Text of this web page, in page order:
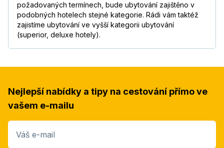
požadovaných termínech, bude ubytování zajištěno v
podobných hotelech stejné kategorie. Rádi vám taktéž
zajistíme ubytování ve vyšší kategorii ubytování
(superior, deluxe hotely).
Nejlepší nabídky a tipy na cestování přímo ve
vašem e-mailu
Váš e-mail